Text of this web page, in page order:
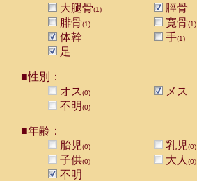
大腿骨(1)
脛骨
腓骨(1) 寛骨(1)
体幹 手(1)
足
■性別：
オス(0)
メス
不明(0)
■年齢：
胎児(0) 乳児(0)
子供(0) 大人 (0)
不明